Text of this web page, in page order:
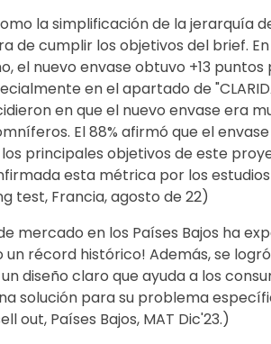
la simplificación de la jerarquía
de cumplir los objetivos del brief.
el nuevo envase obtuvo +13
en el apartado de
en que el nuevo envase era
El 88% afirmó que el
principales objetivos de este
esta métrica por los
test, Francia, agosto de 22)
mercado en los Países Bajos ha
un récord histórico! Además, se
diseño claro que ayuda a los
solución para su problema
out, Países Bajos, MAT Dic'23.)